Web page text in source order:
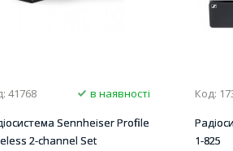
41768
в наявності
Sennheiser Profile
2-channel Set
Код:
1-825